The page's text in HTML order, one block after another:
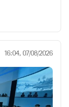
16:04, 07/08/2026